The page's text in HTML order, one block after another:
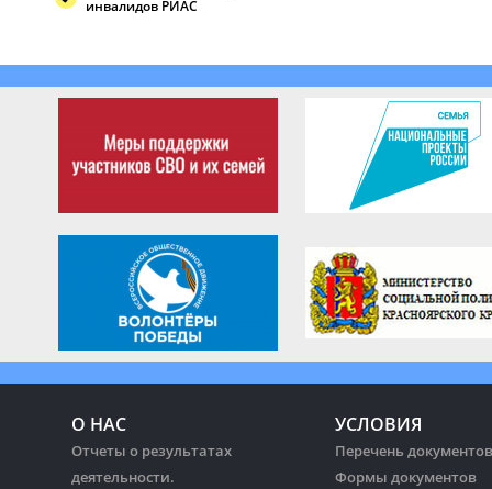
инвалидов РИАС
О НАС
Отчеты о результатах
деятельности.
УСЛОВИЯ
Перечень документов
Формы документов